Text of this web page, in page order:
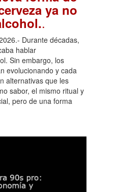
ya no
.
Durante décadas,
hablar
Sin embargo, los
evolucionando y cada
alternativas que les
sabor, el mismo ritual y
pero de una forma